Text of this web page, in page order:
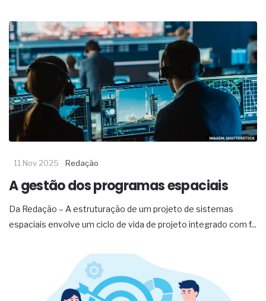
11 Nov 2025 Redação
A gestão dos programas espaciais
Da Redação – A estruturação de um projeto de sistemas
espaciais envolve um ciclo de vida de projeto integrado com f...